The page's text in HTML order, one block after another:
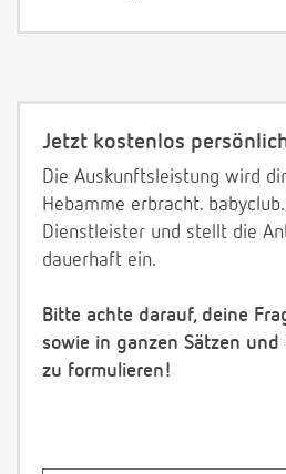
Jetzt kostenlos
Die Auskunftsleistung wird
Hebamme erbracht.
Dienstleister und stellt die
dauerhaft ein.
Bitte achte darauf, deine
sowie in ganzen Sätzen
zu formulieren!